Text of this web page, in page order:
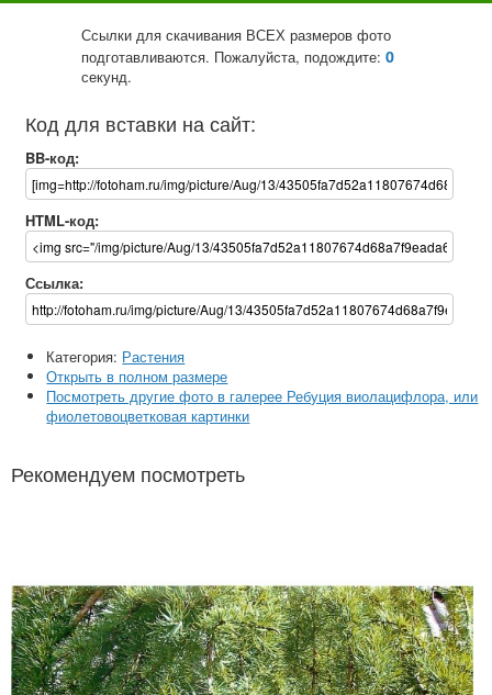
Ссылки для скачивания ВСЕХ размеров фото
подготавливаются. Пожалуйста, подождите: 0
секунд.
Код для вставки на сайт:
BB-код:
HTML-код:
Ссылка:
Категория: Растения
Открыть в полном размере
Посмотреть другие фото в галерее Ребуция виолацифлора, или
фиолетовоцветковая картинки
Рекомендуем посмотреть